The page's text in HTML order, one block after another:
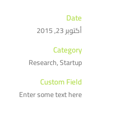
Date
أكتوبر 23, 2015
Category
Research, Startup
Custom Field
Enter some text here